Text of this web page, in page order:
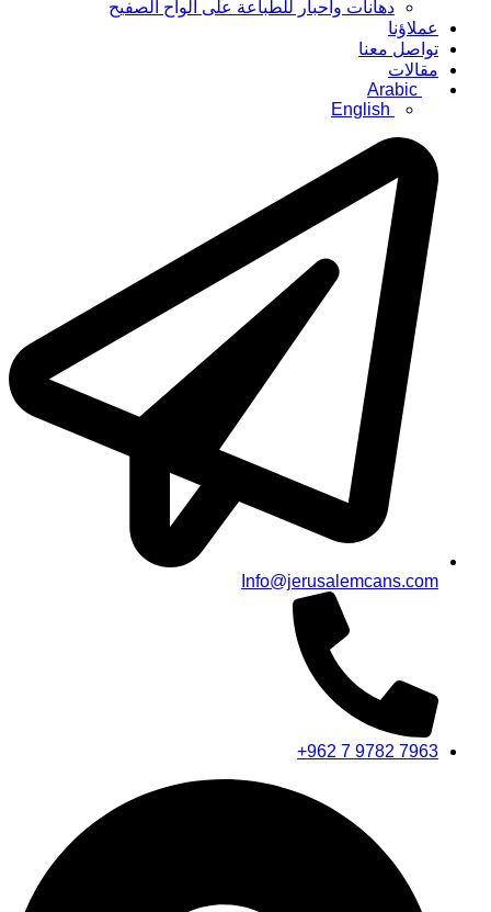
دهانات وأحبار للطباعة على الواح الصفيح
عملاؤنا
تواصل معنا
مقالات
Arabic
English
Info@jerusalemcans.com
+962 7 9782 7963